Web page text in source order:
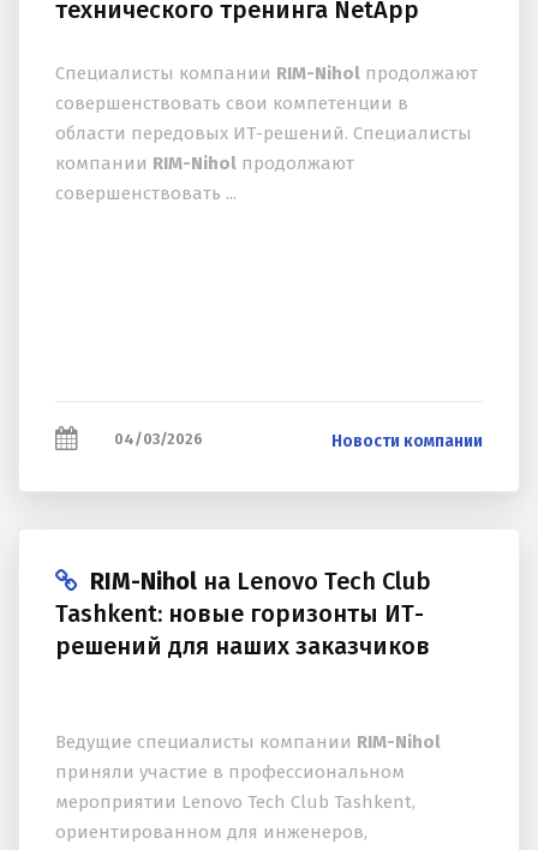
технического тренинга NetApp
Специалисты компании RIM-Nihol продолжают
совершенствовать свои компетенции в
области передовых ИТ-решений. Специалисты
компании RIM-Nihol продолжают
совершенствовать ...
04/03/2026 Новости компании
RIM-Nihol на Lenovo Tech Club
Tashkent: новые горизонты ИТ-
решений для наших заказчиков
Ведущие специалисты компании RIM-Nihol
приняли участие в профессиональном
мероприятии Lenovo Tech Club Tashkent,
ориентированном для инженеров,